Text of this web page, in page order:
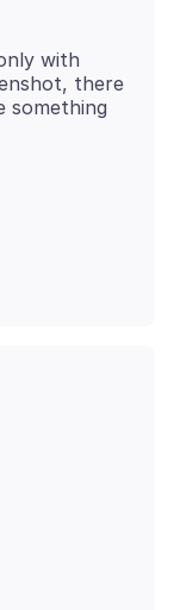
with
there
something